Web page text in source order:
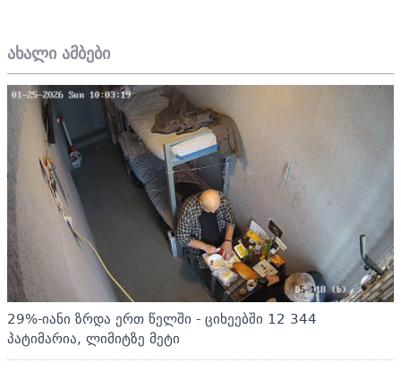
ახალი ამბები
29%-იანი ზრდა ერთ წელში - ციხეებში 12 344
პატიმარია, ლიმიტზე მეტი